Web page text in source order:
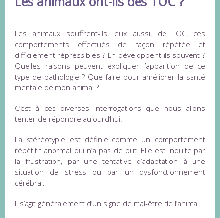
Les animaux souffrent-ils, eux aussi, de TOC, ces
comportements effectués de façon répétée et
difficilement répressibles ? En développent-ils souvent ?
Quelles raisons peuvent expliquer l’apparition de ce
type de pathologie ? Que faire pour améliorer la santé
mentale de mon animal ?
C’est à ces diverses interrogations que nous allons
tenter de répondre aujourd’hui.
La stéréotypie est définie comme un comportement
répétitif anormal qui n’a pas de but. Elle est induite par
la frustration, par une tentative d’adaptation à une
situation de stress ou par un dysfonctionnement
cérébral.
Il s’agit généralement d’un signe de mal-être de l’animal.